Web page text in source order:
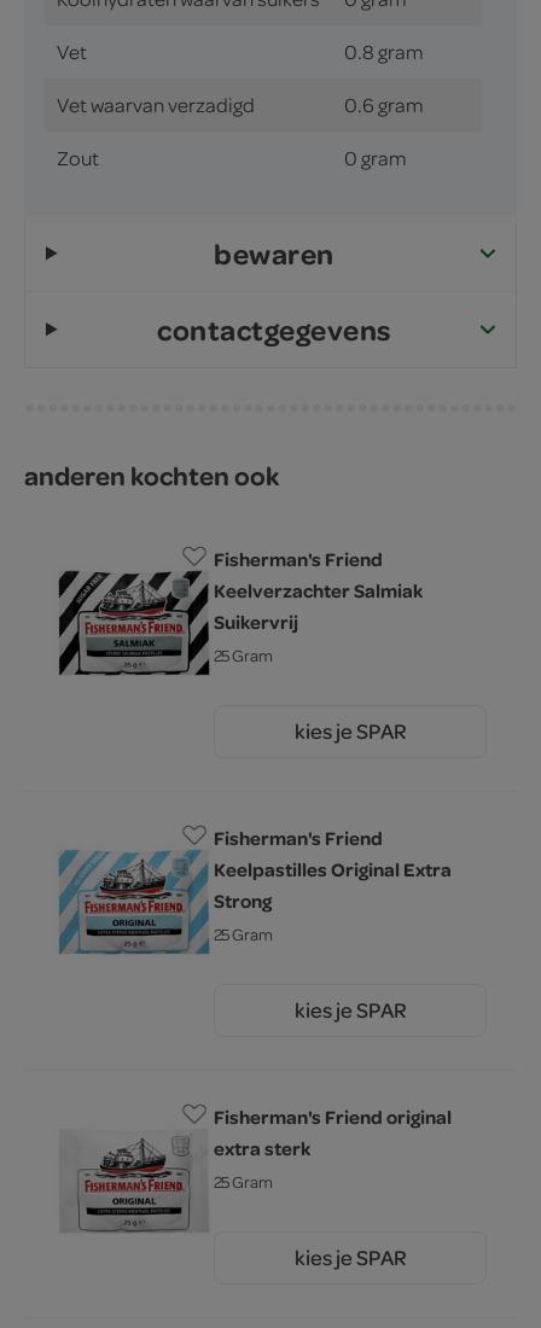
Vet 0.8 gram
Vet waarvan verzadigd 0.6 gram
Zout 0 gram
bewaren
contactgegevens
anderen kochten ook
Fisherman's Friend
Keelverzachter Salmiak
Suikervrij
25 Gram
kies je SPAR
Fisherman's Friend
Keelpastilles Original Extra
Strong
25 Gram
kies je SPAR
Fisherman's Friend original
extra sterk
25 Gram
kies je SPAR